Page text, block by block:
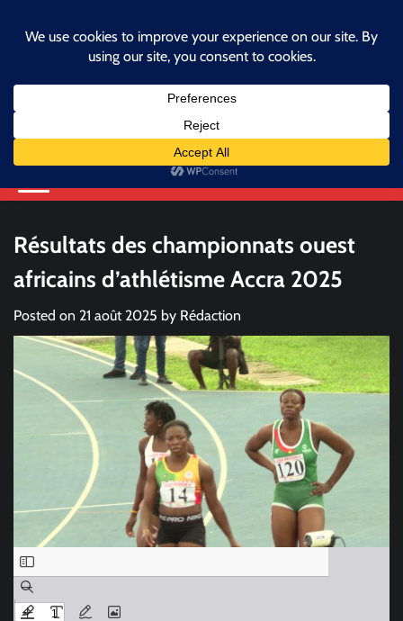
facebookinstagram
twitter
Fédération Béninoise
d'Athlétisme
Athlétisme, ma fierté, je m'engage.
Résultats des championnats ouest
africains d’athlétisme Accra 2025
Posted on 21 août 2025 by Rédaction